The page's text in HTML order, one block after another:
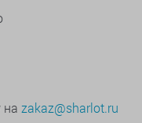
на zakaz@sharlot.ru